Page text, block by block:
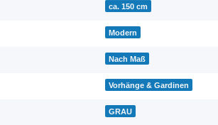
ca. 150 cm
Modern
Nach Maß
Vorhänge & Gardinen
GRAU